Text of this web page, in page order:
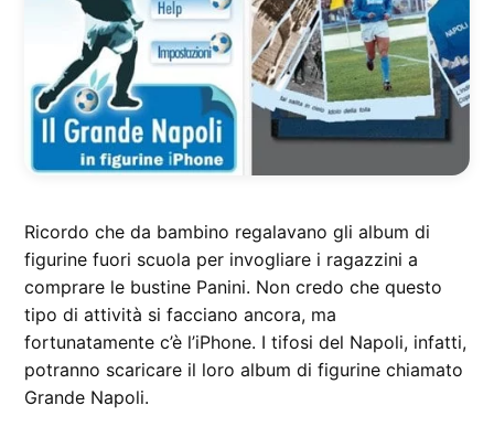
Ricordo che da bambino regalavano gli album di
figurine fuori scuola per invogliare i ragazzini a
comprare le bustine Panini. Non credo che questo
tipo di attività si facciano ancora, ma
fortunatamente c’è l’iPhone. I tifosi del Napoli, infatti,
potranno scaricare il loro album di figurine chiamato
Grande Napoli.